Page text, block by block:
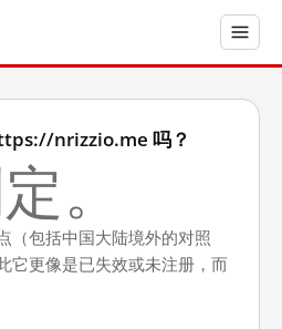
nrizzio.me 吗？
。
（包括中国大陆境外的对照
更像是已失效或未注册，而